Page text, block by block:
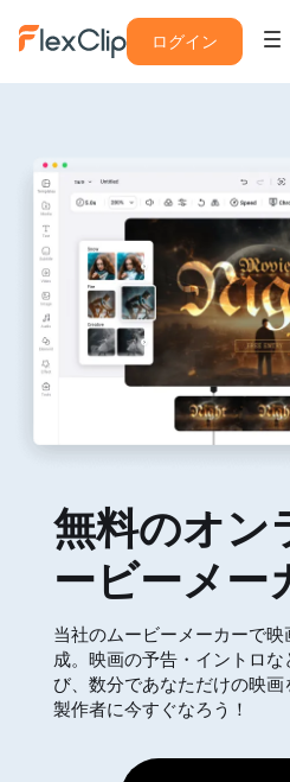
ログイン
無料のオン
ービーメー
当社のムービーメーカーで
成。映画の予告・イントロ
び、数分であなただけの映
製作者に今すぐなろう！